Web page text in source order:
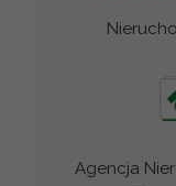
Agencja